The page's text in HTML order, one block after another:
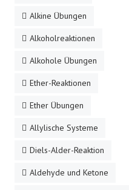
Alkine Übungen
Alkoholreaktionen
Alkohole Übungen
Ether-Reaktionen
Ether Übungen
Allylische Systeme
Diels-Alder-Reaktion
Aldehyde und Ketone